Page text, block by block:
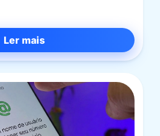
Ler mais